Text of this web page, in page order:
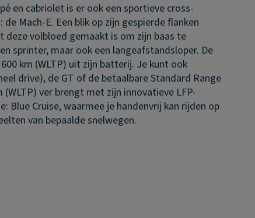
en cabriolet is er ook een sportieve cross-
Mach-E. Een blik op zijn gespierde flanken
volbloed gemaakt is om zijn baas te
sprinter, maar ook een langeafstandsloper. De
km (WLTP) uit zijn batterij. Je kunt ook
drive), de GT of de betaalbare Standard Range
(WLTP) ver brengt met zijn innovatieve LFP-
Blue Cruise, waarmee je handenvrij kan rijden op
van bepaalde snelwegen.